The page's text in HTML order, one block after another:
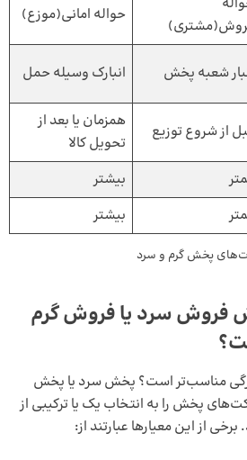
حواله امانی(موزع)
شعبه پخش انبارک وسیله حمل
از شروع توزیع
همزمان یا بعد از
تحویل کالا
بیشتر
بیشتر
پخش گرم و سرد
فروش سرد یا فروش گرم
مناسب‌تر است؟ پخش سرد یا پخش
پخش را به انتخاب یک یا ترکیبی از
از این معیارها عبارتند از: